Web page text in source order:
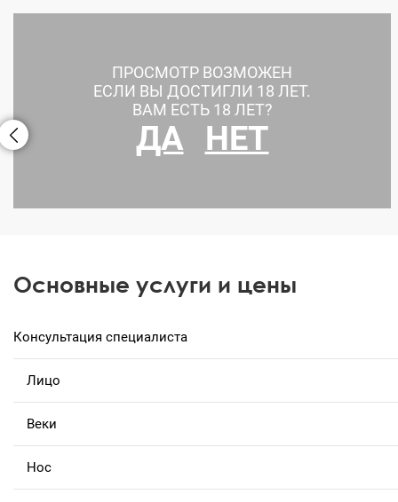
ПРОСМОТР ВОЗМОЖЕН
ЕСЛИ ВЫ ДОСТИГЛИ 18 ЛЕТ.
ВАМ ЕСТЬ 18 ЛЕТ?
ДА НЕТ
Основные услуги и цены
Консультация специалиста
Лицо
Веки
Нос